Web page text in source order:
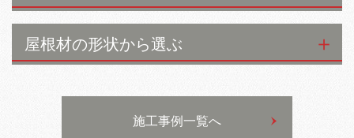
屋根材の形状から選ぶ
施工事例一覧へ